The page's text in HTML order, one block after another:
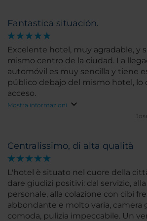
Centralissimo, di alta qualità
L'hotel è situato nel cuore della
dare giudizi positivi: dal servizio,
personale, alla colazione con cibi
abbondante e molto varia, camera
comoda, pulizia impeccabile. Un
Fantastica situación.
Excelente hotel, muy agradable, y
mismo centro de la ciudad. La
automóvil es muy sencilla y tiene
público debajo del mismo hotel, lo
acceso.
Mostra informazioni